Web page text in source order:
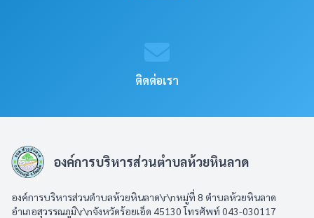
ติดต่อเรา
องค์การบริหารส่วนตำบลห้วยหินลาด
องค์การบริหารส่วนตำบลห้วยหินลาด\r\nหมู่ที่ 8 ตำบลห้วยหินลาด
อำเภอสุวรรณภูมิ\r\nจังหวัดร้อยเอ็ด 45130 โทรศัพท์ 043-030117